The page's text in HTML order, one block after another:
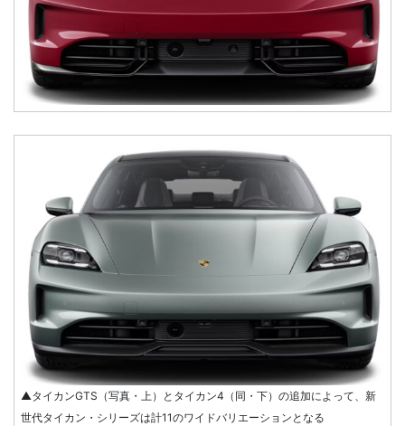
▲タイカンGTS（写真・上）とタイカン4（同・下）の追加によって、新
世代タイカン・シリーズは計11のワイドバリエーションとなる